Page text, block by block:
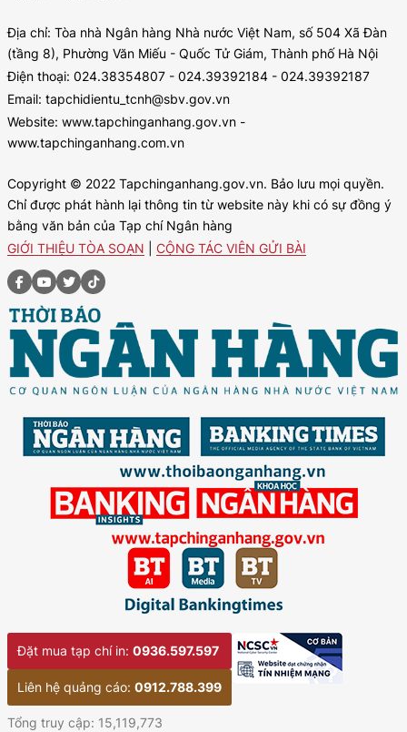
Địa chỉ: Tòa nhà Ngân hàng Nhà nước Việt Nam, số 504 Xã Đàn
(tầng 8), Phường Văn Miếu - Quốc Tử Giám, Thành phố Hà Nội
Điện thoại: 024.38354807 - 024.39392184 - 024.39392187
Email: tapchidientu_tcnh@sbv.gov.vn
Website: www.tapchinganhang.gov.vn -
www.tapchinganhang.com.vn
Copyright © 2022 Tapchinganhang.gov.vn. Bảo lưu mọi quyền.
Chỉ được phát hành lại thông tin từ website này khi có sự đồng ý
bằng văn bản của Tạp chí Ngân hàng
GIỚI THIỆU TÒA SOẠN
CỘNG TÁC VIÊN GỬI BÀI
Đặt mua tạp chí in: 0936.597.597
Liên hệ quảng cáo: 0912.788.399
Tổng truy cập: 15,119,773